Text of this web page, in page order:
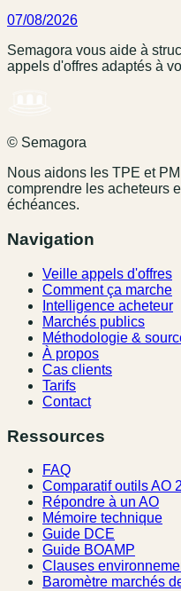
07/08/2026
Semagora vous aide à
appels d'offres adaptés à
© Semagora
Nous aidons les TPE et
comprendre les acheteurs
échéances.
Navigation
Veille appels d'offres
Comment ça marche
Intelligence acheteur
Marchés publics
Méthodologie &
À propos
Cas clients
Tarifs
Contact
Ressources
FAQ
Comparatif outils AO
Répondre à un AO
Mémoire technique
Guide DCE
Guide BOAMP
Clauses
Baromètre marchés